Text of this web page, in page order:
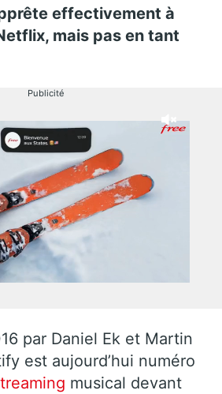
effectivement à
mais pas en tant
Publicité
par Daniel Ek et Martin
est aujourd’hui numéro
musical devant